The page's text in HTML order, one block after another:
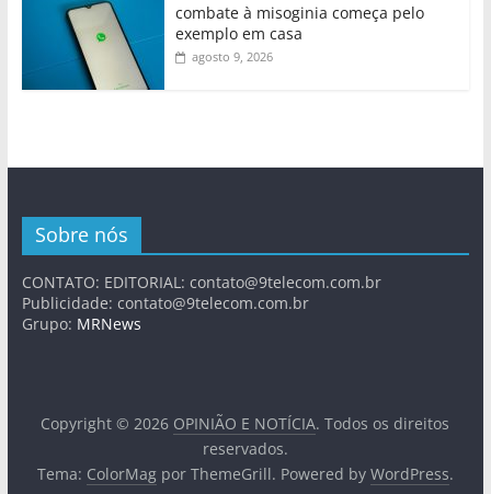
combate à misoginia começa pelo
exemplo em casa
agosto 9, 2026
Sobre nós
CONTATO: EDITORIAL: contato@9telecom.com.br
Publicidade: contato@9telecom.com.br
Grupo: MRNews
Copyright © 2026 OPINIÃO E NOTÍCIA. Todos os direitos
reservados.
Tema: ColorMagpor ThemeGrill. Powered by WordPress.